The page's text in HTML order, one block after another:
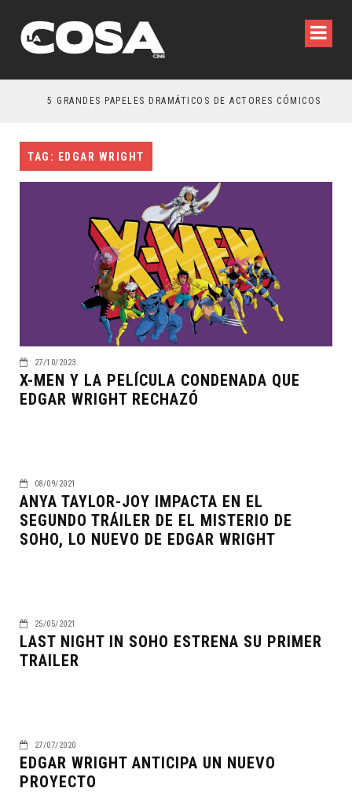
5 GRANDES PAPELES DRAMÁTICOS DE ACTORES CÓMICOS
TAG: EDGAR WRIGHT
27/10/2023
X-MEN Y LA PELÍCULA CONDENADA QUE
EDGAR WRIGHT RECHAZÓ
08/09/2021
ANYA TAYLOR-JOY IMPACTA EN EL
SEGUNDO TRÁILER DE EL MISTERIO DE
SOHO, LO NUEVO DE EDGAR WRIGHT
25/05/2021
LAST NIGHT IN SOHO ESTRENA SU PRIMER
TRAILER
27/07/2020
EDGAR WRIGHT ANTICIPA UN NUEVO
PROYECTO